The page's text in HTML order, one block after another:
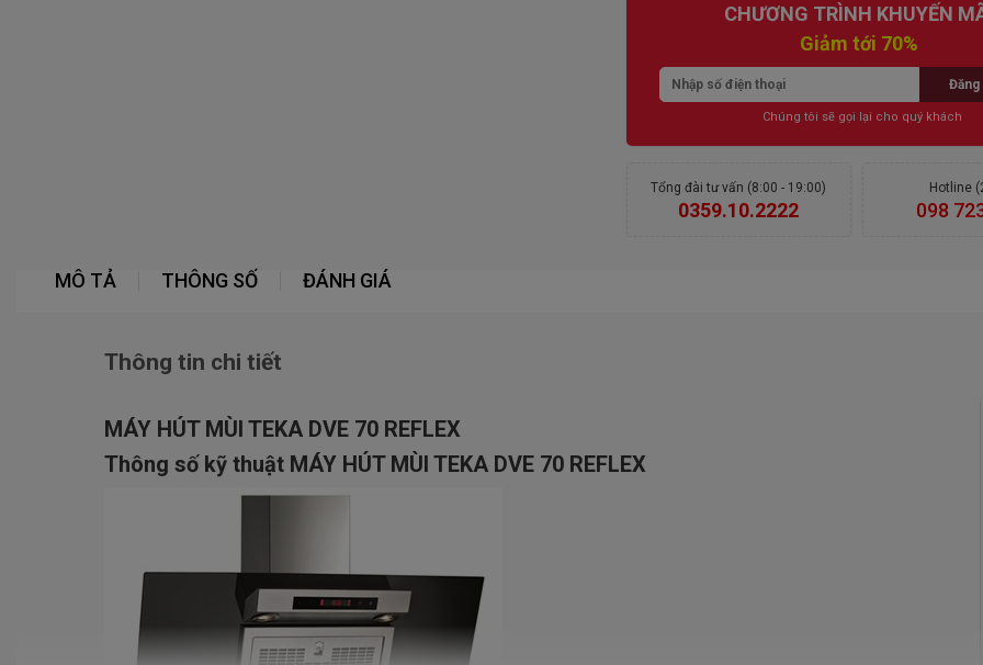
CHƯƠNG TRÌNH KHUYẾN
Giảm tới 70%
Đăng
Chúng tôi sẽ gọi lại cho quý khách
Tổng đài tư vấn (8:00 - 19:00)
0359.10.2222
Hotline
098
MÔ TẢ THÔNG SỐ ĐÁNH GIÁ
Thông tin chi tiết
MÁY HÚT MÙI TEKA DVE 70 REFLEX
Thông số kỹ thuật MÁY HÚT MÙI TEKA DVE 70 REFLEX